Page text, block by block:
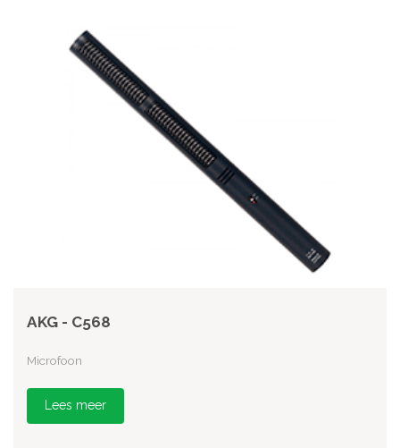
AKG - C568
Microfoon
Lees meer